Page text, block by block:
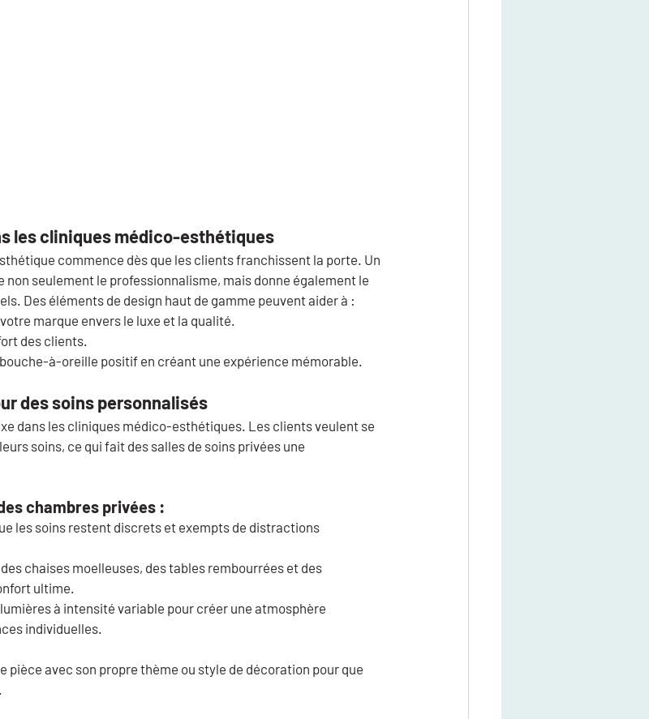
les cliniques médico-esthétiques
commence dès que les clients franchissent la porte. Un
seulement le professionnalisme, mais donne également le
Des éléments de design haut de gamme peuvent aider à :
marque envers le luxe et la qualité.
des clients.
à-oreille positif en créant une expérience mémorable.
des soins personnalisés
dans les cliniques médico-esthétiques. Les clients veulent se
soins, ce qui fait des salles de soins privées une
chambres privées :
les soins restent discrets et exempts de distractions
chaises moelleuses, des tables rembourrées et des
ultime.
à intensité variable pour créer une atmosphère
individuelles.
pièce avec son propre thème ou style de décoration pour que